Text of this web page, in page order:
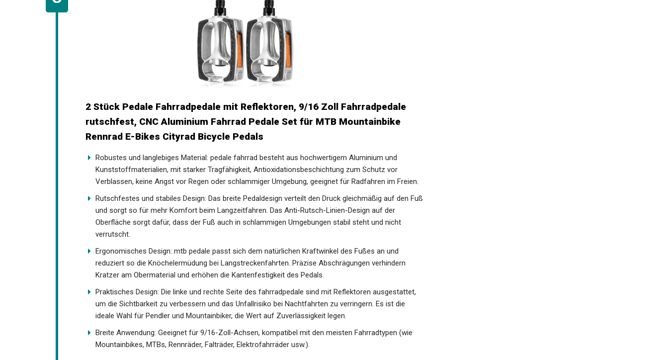
2 Stück Pedale Fahrradpedale mit Reflektoren, 9/16 Zoll Fahrradpedale
rutschfest, CNC Aluminium Fahrrad Pedale Set für MTB Mountainbike
Rennrad E-Bikes Cityrad Bicycle Pedals
Robustes und langlebiges Material: pedale fahrrad besteht aus hochwertigem Aluminium und
Kunststoffmaterialien, mit starker Tragfähigkeit, Antioxidationsbeschichtung zum Schutz vor
Verblassen, keine Angst vor Regen oder schlammiger Umgebung, geeignet für Radfahren im Freien.
Rutschfestes und stabiles Design: Das breite Pedaldesign verteilt den Druck gleichmäßig auf den
Fuß und sorgt so für mehr Komfort beim Langzeitfahren. Das Anti-Rutsch-Linien-Design auf der
Oberfläche sorgt dafür, dass der Fuß auch in schlammigen Umgebungen stabil steht und nicht
verrutscht.
Ergonomisches Design: mtb pedale passt sich dem natürlichen Kraftwinkel des Fußes an und
reduziert so die Knöchelermüdung bei Langstreckenfahrten. Präzise Abschrägungen verhindern
Kratzer am Obermaterial und erhöhen die Kantenfestigkeit des Pedals.
Praktisches Design: Die linke und rechte Seite des fahrradpedale sind mit Reflektoren ausgestattet,
um die Sichtbarkeit zu verbessern und das Unfallrisiko bei Nachtfahrten zu verringern. Es ist die
ideale Wahl für Pendler und Mountainbiker, die Wert auf Zuverlässigkeit legen.